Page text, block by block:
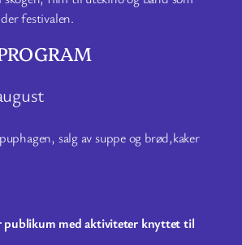
festivalen.
salg av suppe og brød,kaker
publikum med aktiviteter knyttet til